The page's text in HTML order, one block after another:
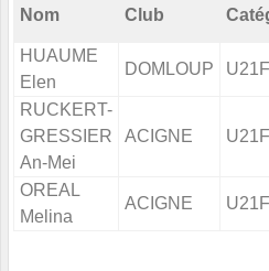
Nom Club
HUAUME
Elen
DOMLOUP
RUCKERT-
GRESSIER
An-Mei
ACIGNE
OREAL
Melina
ACIGNE